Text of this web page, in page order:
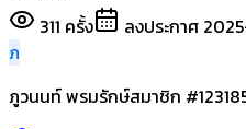
311 ครั้ง ลงประกาศ
ภ
ภูวนนท์ พรมรักษ์สมาชิก #